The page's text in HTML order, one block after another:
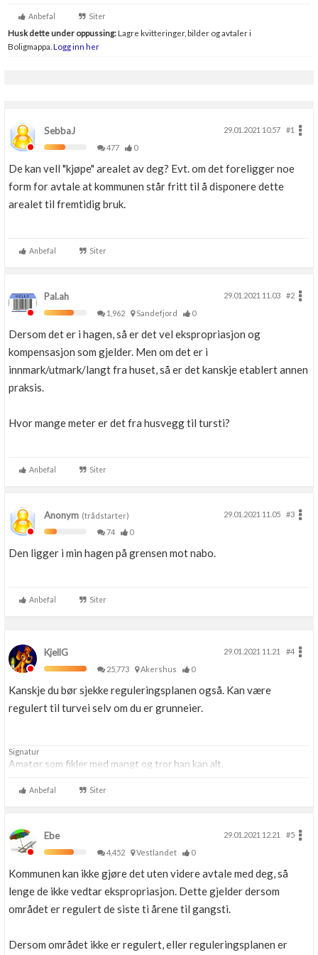
Boligmappa+
Få mer ut av Boligmappa
Anbefal Siter
Husk dette under oppussing:Lagre kvitteringer, bilder og avtaler i
Boligmappa. Logg inn her
SebbaJ 29.01.2021 10.57
#1
477
0
De kan vell "kjøpe" arealet av deg? Evt. om det foreligger noe
form for avtale at kommunen står fritt til å disponere dette
arealet til fremtidig bruk.
Anbefal Siter
Pal.ah 29.01.2021 11.03
#2
1,962
Sandefjord 0
Dersom det er i hagen, så er det vel ekspropriasjon og
kompensasjon som gjelder. Men om det er i
innmark/utmark/langt fra huset, så er det kanskje etablert annen
praksis.
Hvor mange meter er det fra husvegg til tursti?
Anbefal Siter
Anonym (trådstarter) 29.01.2021 11.05
#3
74
0
Den ligger i min hagen på grensen mot nabo.
Anbefal Siter
KjellG 29.01.2021 11.21
#4
25,773
Akershus 0
Kanskje du bør sjekke reguleringsplanen også. Kan være
regulert til turvei selv om du er grunneier.
Signatur
Amatør som fikler med mangt og tror han kan alt.
Anbefal Siter
Ebe 29.01.2021 12.21
#5
4,452
Vestlandet 0
Kommunen kan ikke gjøre det uten videre avtale med deg, så
lenge de ikke vedtar ekspropriasjon. Dette gjelder dersom
området er regulert de siste ti årene til gangsti.
Dersom området ikke er regulert, eller reguleringsplanen er